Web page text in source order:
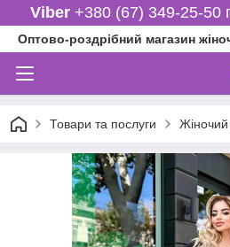
Viber+380 (67) 349-25-50
Оптово-роздрібний магазин
Товари та послуги Жіночий